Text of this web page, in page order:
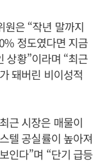
원은 “작년 말까지
정도였다면 지금
상황”이라며 “최근
돼버린 비이성적
근 시장은 매물이
텔 공실률이 높아져
인다”며 “단기 급등